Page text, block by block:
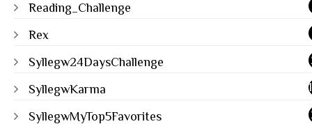
Reading_Challenge
Rex
Syllegw24DaysChallenge
SyllegwKarma
SyllegwMyTop5Favorites